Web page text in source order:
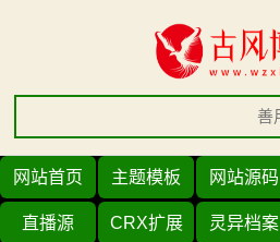
for:
网站首页 主题模板 网站源码
直播源 CRX扩展 灵异档案